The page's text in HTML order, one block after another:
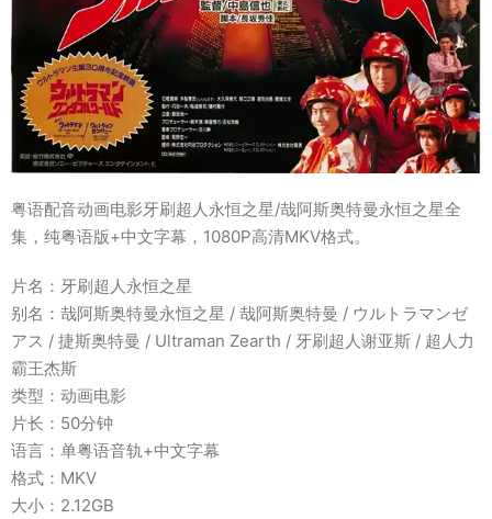
粤语配音动画电影牙刷超人永恒之星/哉阿斯奥特曼永恒之星全
集，纯粤语版+中文字幕，1080P高清MKV格式。
片名：牙刷超人永恒之星
别名：哉阿斯奥特曼永恒之星 / 哉阿斯奥特曼 / ウルトラマンゼ
アス / 捷斯奥特曼 / Ultraman Zearth / 牙刷超人谢亚斯 / 超人力
霸王杰斯
类型：动画电影
片长：50分钟
语言：单粤语音轨+中文字幕
格式：MKV
大小：2.12GB